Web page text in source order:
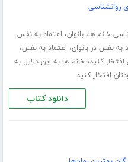
روانشناسی
خانم ها،بانوان، اعتماد به نفس
به نفس در بانوان، اعتماد به نفس،
افتخار کنید، خانم ها به این دلایل به
افتخار کنید
دانلود کتاب